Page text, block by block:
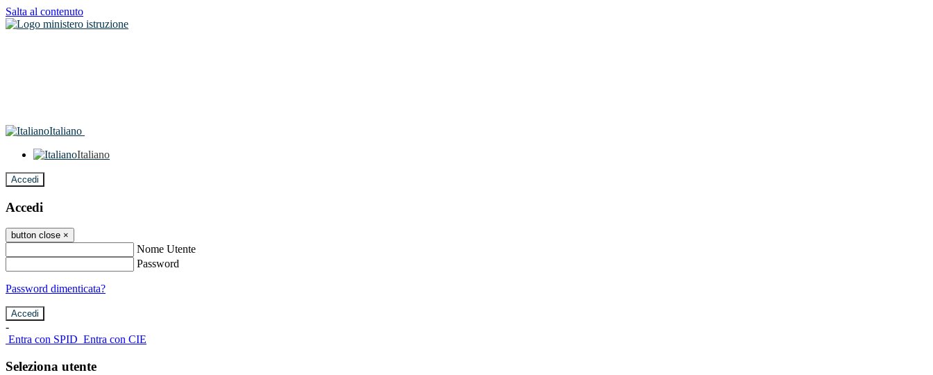
Salta al contenuto
Italiano
Italiano
Accedi
Accedi
button close ×
Nome Utente
Password
Password dimenticata?
-
Entra con SPID Entra con CIE
Seleziona utente